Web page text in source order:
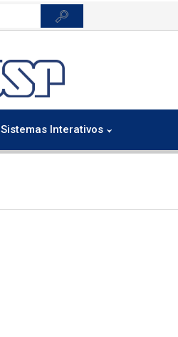
Sistemas Interativos